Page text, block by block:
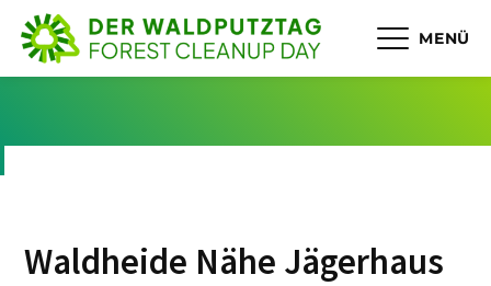
MENÜ
Waldheide Nähe Jägerhaus